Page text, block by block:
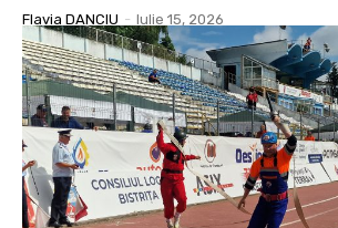
Flavia DANCIU - Iulie 15, 2026